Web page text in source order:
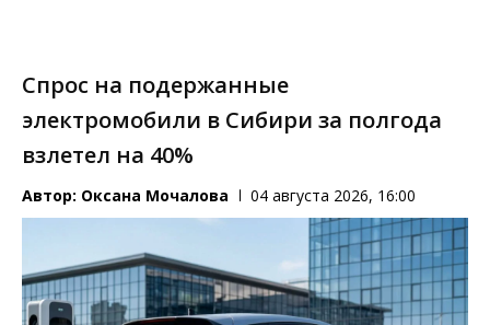
Спрос на подержанные
электромобили в Сибири за полгода
взлетел на 40%
Автор: Оксана Мочалова 04 августа 2026, 16:00